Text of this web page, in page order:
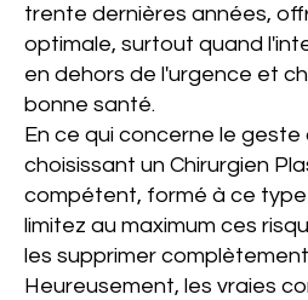
trente dernières années,
optimale, surtout quand
en dehors de l'urgence et
bonne santé.
En ce qui concerne le geste
choisissant un Chirurgien
compétent, formé à ce
limitez au maximum ces
les supprimer
Heureusement, les vraies